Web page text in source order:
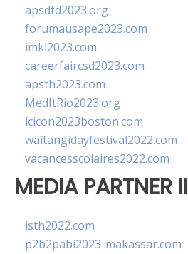
apsdfd2023.org
forumausape2023.com
imkl2023.com
careerfaircsd2023.com
apsth2023.com
MedItRio2023.org
lcicon2023boston.com
waitangidayfestival2022.com
vacancesscolaires2022.com
MEDIA PARTNER II
isth2022.com
p2b2pabi2023-makassar.com